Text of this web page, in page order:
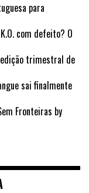
para
com defeito? O
trimestral de
sai finalmente
Fronteiras by